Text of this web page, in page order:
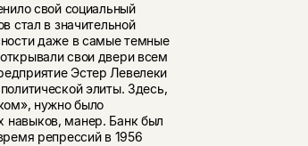
свой социальный
стал в значительной
даже в самые темные
свои двери всем
Эстер Левелеки
элиты. Здесь,
нужно было
навыков, манер. Банк был
репрессий в 1956